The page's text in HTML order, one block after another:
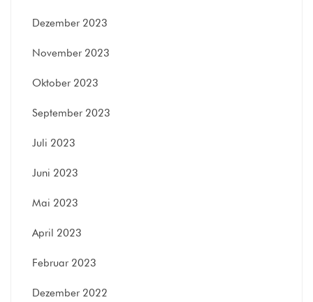
Dezember 2023
November 2023
Oktober 2023
September 2023
Juli 2023
Juni 2023
Mai 2023
April 2023
Februar 2023
Dezember 2022